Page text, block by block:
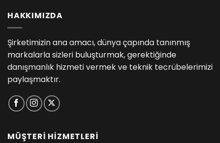
HAKKIMIZDA
Şirketimizin ana amacı, dünya çapında tanınmış
markalarla sizleri buluşturmak, gerektiğinde
danışmanlık hizmeti vermek ve teknik tecrübelerimizi
paylaşmaktır.
MÜŞTERİ HİZMETLERİ